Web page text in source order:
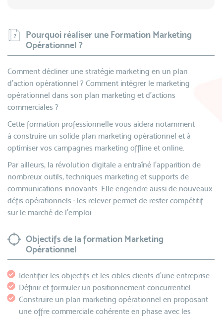
Pourquoi réaliser une Formation Marketing
Opérationnel ?
Comment décliner une stratégie marketing en un plan
d'action opérationnel ? Comment intégrer le marketing
opérationnel dans son plan marketing et d'actions
commerciales ?
Cette formation professionnelle vous aidera notamment
à construire un solide plan marketing opérationnel et à
optimiser vos campagnes marketing offline et online.
Par ailleurs, la révolution digitale a entraîné l’apparition de
nombreux outils, techniques marketing et supports de
communications innovants. Elle engendre aussi de nouveaux
défis opérationnels : les relever permet de rester compétitif
sur le marché de l’emploi.
Objectifs de la formation Marketing
Opérationnel
Identifier les objectifs et les cibles clients d’une entreprise
Définir et formuler un positionnement concurrentiel
Construire un plan marketing opérationnel en proposant
une offre commerciale cohérente en phase avec les